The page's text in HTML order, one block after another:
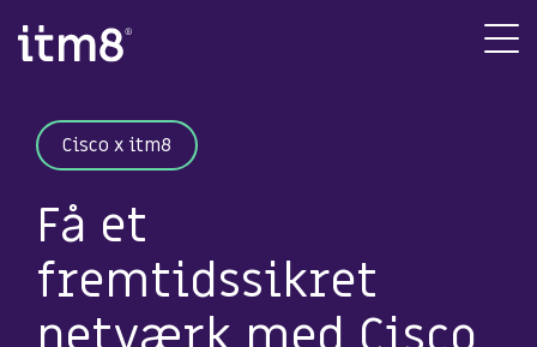
direkte
Cisco x itm8
Få et
fremtidssikret